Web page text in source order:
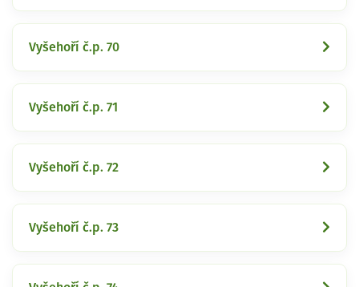
Vyšehoří č.p. 70
Vyšehoří č.p. 71
Vyšehoří č.p. 72
Vyšehoří č.p. 73